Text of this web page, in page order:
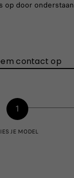
op door
contact op
1
JE MODEL